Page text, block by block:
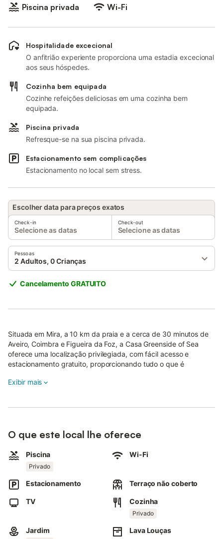
Piscina privada
Wi-Fi
Hospitalidade excecional
O anfitrião experiente proporciona uma estadia excecional
aos seus hóspedes.
Cozinha bem equipada
Cozinhe refeições deliciosas em uma cozinha bem
equipada.
Piscina privada
Refresque-se na sua piscina privada.
Estacionamento sem complicações
Estacionamento no local sem stress.
Escolher data para preços exatos
Check-in
Selecione as datas
Check-out
Selecione as datas
Pessoas
2 Adultos, 0 Crianças
Cancelamento GRATUITO
Situada em Mira, a 10 km da praia e a cerca de 30 minutos de
Aveiro, Coimbra e Figueira da Foz, a Casa Greenside of Sea
oferece uma localização privilegiada, com fácil acesso e
estacionamento gratuito, proporcionando tudo o que é
trabalho dedicado, televisão, máquina de lavar e máquina de
Dois berços para bebés também estão disponíveis.
A área exterior privada inclui uma piscina, jardim, terraço,
Existem dez lugares de estacionamento na propriedade, além
e realização de eventos não são permitidos.
Exibir mais
O que este local lhe oferece
Piscina
Privado
Wi-Fi
Estacionamento Terraço não coberto
TV Cozinha
Privado
Jardim Lava Louças